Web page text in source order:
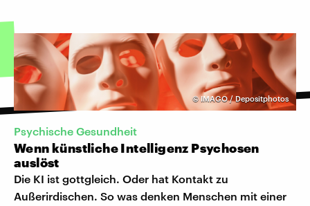
©IMAGO / Depositphotos
Psychische Gesundheit
Wenn künstliche Intelligenz Psychosen
auslöst
Die KI ist gottgleich. Oder hat Kontakt zu
Außerirdischen. So was denken Menschen mit einer